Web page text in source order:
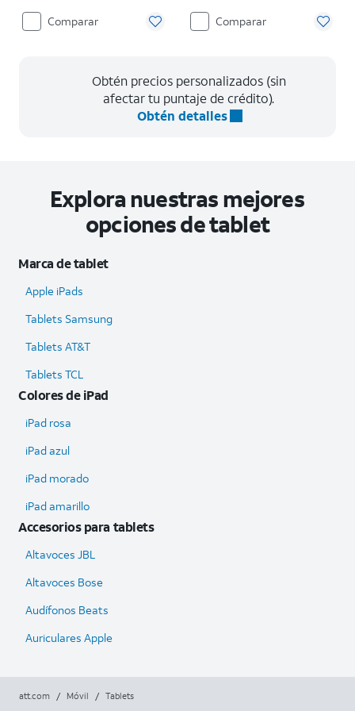
Comparar Comparar
Obtén precios personalizados (sin
afectar tu puntaje de crédito).
Obtén detalles
Explora nuestras mejores
opciones de tablet
Marca de tablet
Apple iPads
Tablets Samsung
Tablets AT&T
Tablets TCL
Colores de iPad
iPad rosa
iPad azul
iPad morado
iPad amarillo
Accesorios para tablets
Altavoces JBL
Altavoces Bose
Audífonos Beats
Auriculares Apple
att.com / Móvil / Tablets